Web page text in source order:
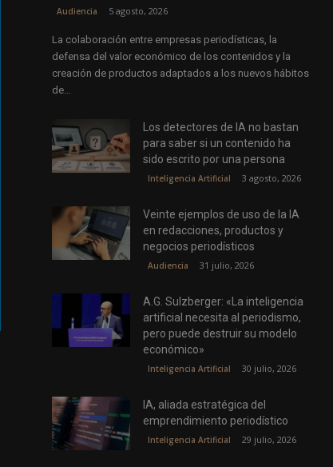
Audiencia 5 agosto, 2026
La colaboración entre empresas periodísticas, la
defensa del valor económico de los contenidos y la
creación de productos adaptados a los nuevos hábitos
de...
Los detectores de IA no bastan
para saber si un contenido ha
sido escrito por una persona
Inteligencia Artificial 3 agosto, 2026
Veinte ejemplos de uso de la IA
en redacciones, productos y
negocios periodísticos
Audiencia 31 julio, 2026
A.G. Sulzberger: «La inteligencia
artificial necesita al periodismo,
pero puede destruir su modelo
económico»
Inteligencia Artificial 30 julio, 2026
IA, aliada estratégica del
emprendimiento periodístico
Inteligencia Artificial 29 julio, 2026